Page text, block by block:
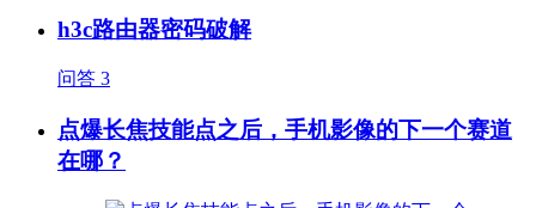
h3c路由器密码破解
问答 3
点爆长焦技能点之后，手机影像的下一个赛道
在哪？